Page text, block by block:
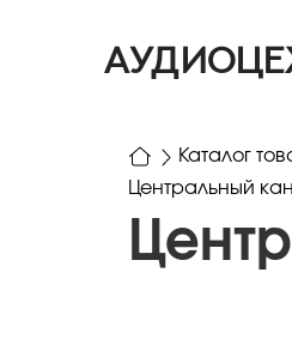
Каталог
Центральный